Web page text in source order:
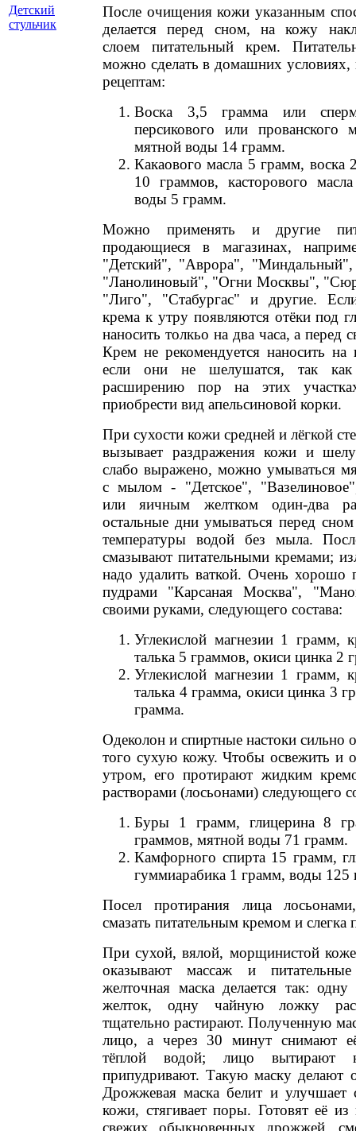
После очищения кожи указанным
делается перед сном, на кожу
слоем питательный крем.
можно сделать в домашних условиях,
рецептам:
Воска 3,5 грамма или
персикового или прованского
мятной воды 14 грамм.
Какаового масла 5 грамм, воска
10 граммов, касторового
воды 5 грамм.
Можно применять и другие
продающиеся в магазинах,
"Детский", "Аврора",
"Ланолиновый", "Огни Москвы",
"Лиго", "Стабургас" и другие.
крема к утру появляются отёки под
наносить толкьо на два часа, а перед
Крем не рекомендуется наносить
если они не шелушатся, так как
расширению пор на этих
приобрести вид апельсиновой корки.
При сухости кожи средней и лёгкой
вызывает раздражения кожи и
слабо выражено, можно умываться
с мылом - "Детское",
или яичным желтком один-два
остальные дни умываться перед
температуры водой без мыла.
смазывают питательными кремами;
надо удалить ваткой. Очень хорошо
пудрами "Карсаная Москва",
своими руками, следующего состава:
Углекислой магнезии 1 грамм,
талька 5 граммов, окиси цинка 2
Углекислой магнезии 1 грамм,
талька 4 грамма, окиси цинка 3
грамма.
Одеколон и спиртные настоки сильно
того сухую кожу. Чтобы освежить и
утром, его протирают жидким
растворами (лосьонами) следующего
Буры 1 грамм, глицерина 8
граммов, мятной воды 71 грамм.
Камфорного спирта 15 грамм,
гуммиарабика 1 грамм, воды 125
Посел протирания лица
смазать питательным кремом и слегка
При сухой, вялой, морщинистой
оказывают массаж и
желточная маска делается так:
желток, одну чайную ложку
тщательно растирают. Полученную
лицо, а через 30 минут снимают
тёплой водой; лицо вытирают
припудривают. Такую маску делают
Дрожжевая маска белит и улучшает
кожи, стягивает поры. Готовят её
свежих обыкновенных дрожжей,
Детский
стульчик